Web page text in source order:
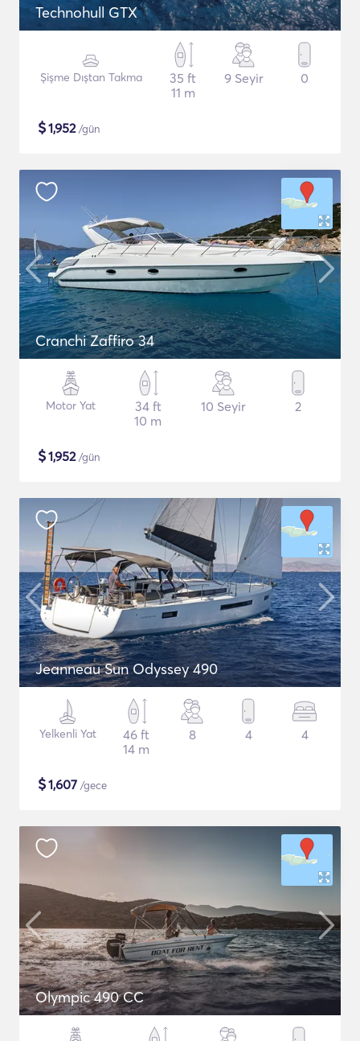
Technohull GTX
Şişme Dıştan Takma
35 ft
11 m
9 Seyir 0
$1,952/gün
Cranchi Zaffiro 34
Motor Yat
34 ft
10 m
10 Seyir 2
$1,952/gün
Jeanneau Sun Odyssey 490
Yelkenli Yat
46 ft
14 m
8 4 4
$1,607 /gece
Olympic 490 CC